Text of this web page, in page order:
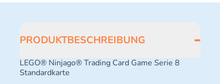
PRODUKTBESCHREIBUNG
LEGO® Ninjago® Trading Card Game Serie 8
Standardkarte